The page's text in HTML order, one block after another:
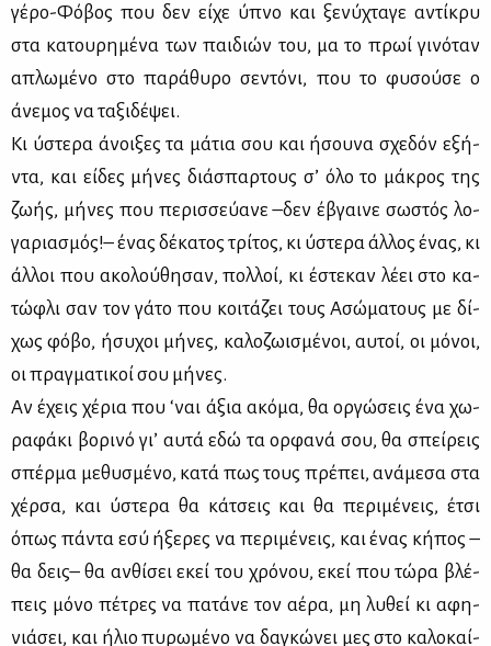
γέ­ρο-Φό­βος που δεν εί­χε ύπνο και ξε­νύ­χτα­γε αντί­κρυ
στα κα­του­ρη­μέ­να των παι­διών του, μα το πρωί γι­νό­ταν
απλω­μέ­νο στο πα­ρά­θυ­ρο σε­ντό­νι, που το φυ­σού­σε ο
άνε­μος να τα­ξι­δέ­ψει.
Κι ύστε­ρα άνοι­ξες τα μά­τια σου και ήσου­να σχε­δόν εξή­
ντα, και εί­δες μή­νες διά­σπαρ­τους σ’ όλο το μά­κρος της
ζω­ής, μή­νες που πε­ρισ­σεύ­α­νε –δεν έβγαι­νε σω­στός λο­
γα­ρια­σμός!– ένας δέ­κα­τος τρί­τος, κι ύστε­ρα άλ­λος ένας, κι
άλ­λοι που ακο­λού­θη­σαν, πολ­λοί, κι έστε­καν λέ­ει στο κα­
τώ­φλι σαν τον γά­το που κοι­τά­ζει τους Ασώ­μα­τους με δί­
χως φό­βο, ήσυ­χοι μή­νες, κα­λο­ζω­ι­σμέ­νοι, αυ­τοί, οι μό­νοι,
οι πραγ­μα­τι­κοί σου μή­νες.
Αν έχεις χέ­ρια που ‘ναι άξια ακό­μα, θα ορ­γώ­σεις ένα χω­
ρα­φά­κι βο­ρι­νό γι’ αυ­τά εδώ τα ορ­φα­νά σου, θα σπεί­ρεις
σπέρ­μα με­θυ­σμέ­νο, κα­τά πως τους πρέ­πει, ανά­με­σα στα
χέρ­σα, και ύστε­ρα θα κά­τσεις και θα πε­ρι­μέ­νεις, έτσι
όπως πά­ντα εσύ ήξε­ρες να πε­ρι­μέ­νεις, και ένας κή­πος –
θα δεις– θα αν­θί­σει εκεί του χρό­νου, εκεί που τώ­ρα βλέ­
πεις μό­νο πέ­τρες να πα­τά­νε τον αέ­ρα, μη λυ­θεί κι αφη­
νιά­σει, και ήλιο πυ­ρω­μέ­νο να δα­γκώ­νει μες στο κα­λο­καί­